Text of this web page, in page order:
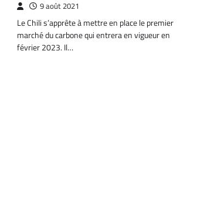
9 août 2021
Le Chili s’apprête à mettre en place le premier
marché du carbone qui entrera en vigueur en
février 2023. Il…